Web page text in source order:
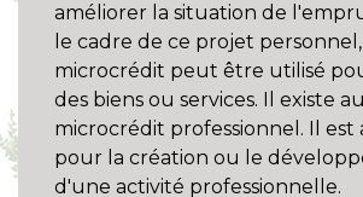
améliorer la situation de
le cadre de ce projet
microcrédit peut être utilisé
des biens ou services. Il existe
microcrédit professionnel. Il est
pour la création ou le
d'une activité professionnelle.